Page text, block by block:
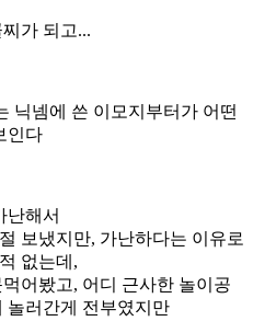
가 되고...
닉넴에 쓴 이모지부터가 어떤
인다
난해서
보냈지만, 가난하다는 이유로
없는데,
어봤고, 어디 근사한 놀이공
놀러간게 전부였지만